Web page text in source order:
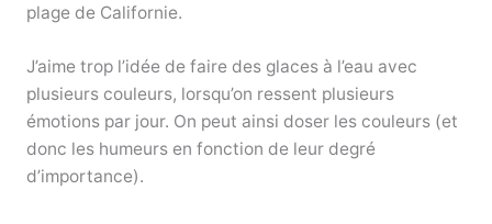
plage de Californie.
J’aime trop l’idée de faire des glaces à l’eau avec
plusieurs couleurs, lorsqu’on ressent plusieurs
émotions par jour. On peut ainsi doser les couleurs (et
donc les humeurs en fonction de leur degré
d’importance).